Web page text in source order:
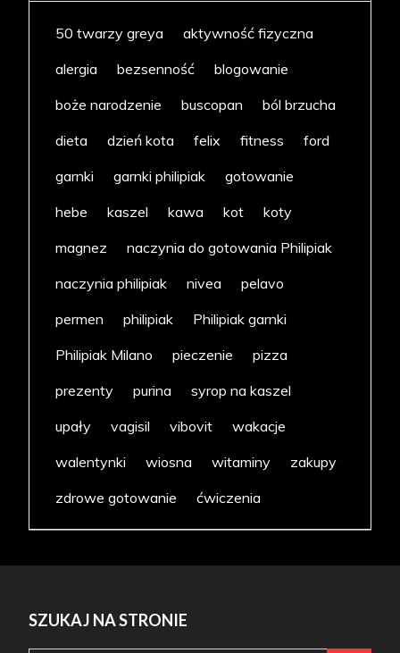
50 twarzy greya
aktywność fizyczna
alergia
bezsenność
blogowanie
boże narodzenie
buscopan
ból brzucha
dieta
dzień kota felix fitness
ford
garnki
garnki philipiak
gotowanie
hebe
kaszel kawa kot
koty
magnez
naczynia do gotowania Philipiak
naczynia philipiak
nivea
pelavo
permen
philipiak
Philipiak garnki
Philipiak Milano
pieczenie
pizza
prezenty
purina
syrop na kaszel
upały
vagisil vibovit
wakacje
walentynki
wiosna witaminy
zakupy
zdrowe gotowanie
ćwiczenia
SZUKAJ NA STRONIE